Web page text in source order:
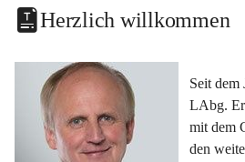
Herzlich willkommen
Seit dem
LAbg.
mit dem
den